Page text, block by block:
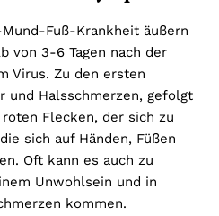
Fuß-Krankheit äußern
von 3-6 Tagen nach der
Virus. Zu den ersten
und Halsschmerzen, gefolgt
Flecken, der sich zu
sich auf Händen, Füßen
Oft kann es auch zu
Unwohlsein und in
kommen.